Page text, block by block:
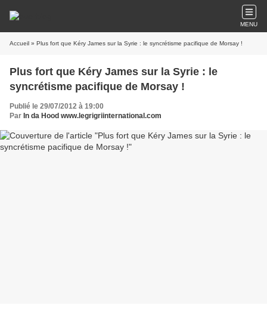
MENU
Accueil » Plus fort que Kéry James sur la Syrie : le syncrétisme pacifique de Morsay !
Plus fort que Kéry James sur la Syrie : le
syncrétisme pacifique de Morsay !
Publié le 29/07/2012 à 19:00
Par In da Hood www.legrigriinternational.com